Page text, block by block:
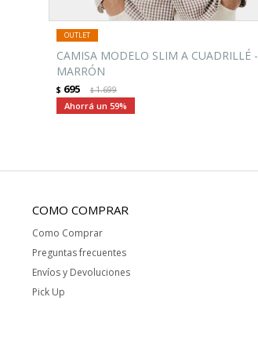
CAMISA MODELO SLIM A CUADRILLÉ -
MARRÓN
$ 695 $1.699
59
COMO COMPRAR
Como Comprar
Preguntas frecuentes
Envíos y Devoluciones
Pick Up